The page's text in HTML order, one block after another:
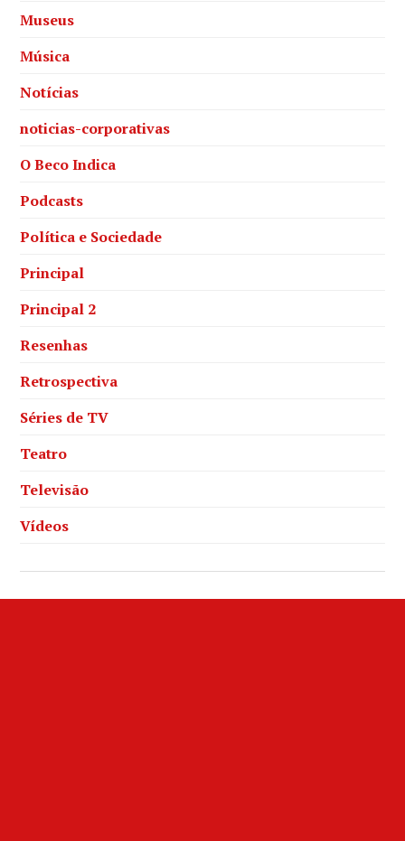
Museus
Música
Notícias
noticias-corporativas
O Beco Indica
Podcasts
Política e Sociedade
Principal
Principal 2
Resenhas
Retrospectiva
Séries de TV
Teatro
Televisão
Vídeos